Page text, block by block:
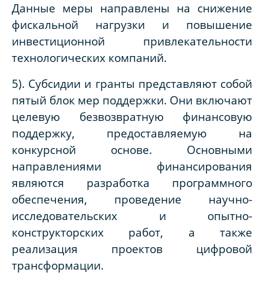
Данные меры направлены на снижение
фискальной нагрузки и повышение
инвестиционной привлекательности
технологических компаний.
5). Субсидии и гранты представляют собой
пятый блок мер поддержки. Они включают
целевую безвозвратную финансовую
поддержку, предоставляемую на
конкурсной основе. Основными
направлениями финансирования
являются разработка программного
обеспечения, проведение научно-
исследовательских и опытно-
конструкторских работ, а также
реализация проектов цифровой
трансформации.